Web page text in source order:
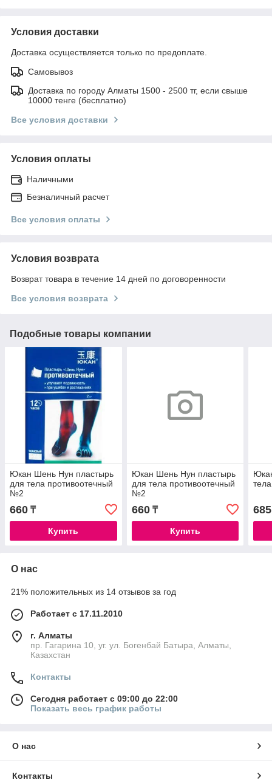
Условия доставки
Доставка осуществляется только по предоплате.
Самовывоз
Доставка по городу Алматы 1500 - 2500 тг, если свыше
10000 тенге (бесплатно)
Все условия доставки
Условия оплаты
Наличными
Безналичный расчет
Все условия оплаты
Условия возврата
Возврат товара в течение 14 дней по договоренности
Все условия возврата
Подобные товары компании
Юкан Шень Нун пластырь
для тела противоотечный
№2
660 ₸
Купить
Юкан Шень Нун пластырь
для тела противоотечный
№2
660₸
Купить
685
О нас
21% положительных из 14 отзывов за год
Работает с 17.11.2010
г. Алматы
пр. Гагарина 10, уг. ул. Богенбай Батыра, Алматы,
Казахстан
Контакты
Сегодня работает с 09:00 до 22:00
Показать весь график работы
О нас
Контакты